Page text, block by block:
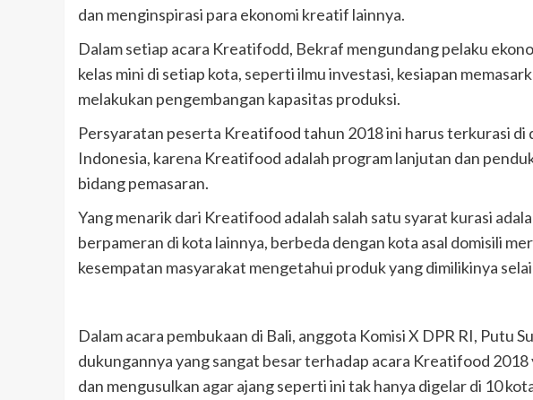
dan menginspirasi para ekonomi kreatif lainnya.
Dalam setiap acara Kreatifodd, Bekraf mengundang pelaku
kelas mini di setiap kota, seperti ilmu investasi, kesiapan
melakukan pengembangan kapasitas produksi.
Persyaratan peserta Kreatifood tahun 2018 ini harus terkurasi di
Indonesia, karena Kreatifood adalah program lanjutan dan
bidang pemasaran.
Yang menarik dari Kreatifood adalah salah satu syarat kurasi
berpameran di kota lainnya, berbeda dengan kota asal domisili
kesempatan masyarakat mengetahui produk yang dimilikinya
Dalam acara pembukaan di Bali, anggota Komisi X DPR RI, Putu
dukungannya yang sangat besar terhadap acara Kreatifood
dan mengusulkan agar ajang seperti ini tak hanya digelar di 10